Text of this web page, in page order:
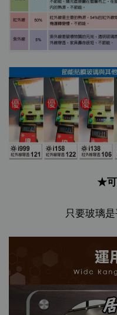
★可
只要玻璃